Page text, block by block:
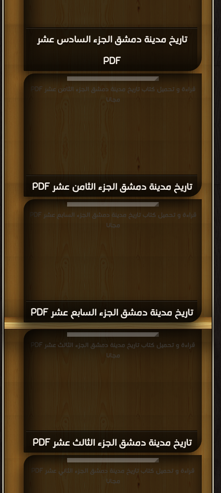
تاريخ مدينة دمشق الجزء السادس عشر
PDF
تاريخ مدينة دمشق الجزء الثامن عشر PDF
قراءة و تحميل كتاب تاريخ مدينة دمشق الجزء الثامن عشر PDF
مجانا
تاريخ مدينة دمشق الجزء السابع عشر PDF
قراءة و تحميل كتاب تاريخ مدينة دمشق الجزء السابع عشر PDF
مجانا
تاريخ مدينة دمشق الجزء الثالث عشر PDF
قراءة و تحميل كتاب تاريخ مدينة دمشق الجزء الثالث عشر PDF
مجانا
قراءة و تحميل كتاب تاريخ مدينة دمشق الجزء الثاني عشر PDF
مجانا